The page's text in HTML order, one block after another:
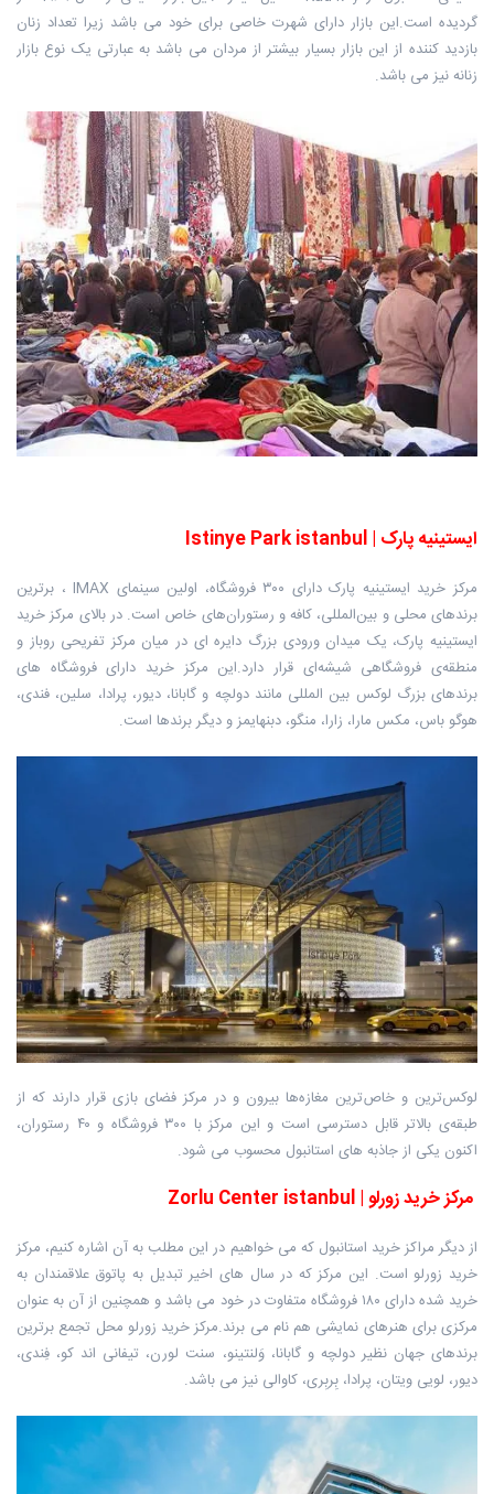
گردیده است.این بازار دارای شهرت خاصی برای خود می باشد زیرا تعداد زنان
بازدید کننده از این بازار بسیار بیشتر از مردان می باشد به عبارتی یک نوع بازار
زنانه نیز می باشد.
ایستینیه پارک | Istinye Park istanbul
مرکز خرید ایستینیه پارک دارای ۳۰۰ فروشگاه، اولین سینمای IMAX ، برترین
برندهای محلی و بین‌المللی، کافه و رستوران‌های خاص است. در بالای مرکز خرید
ایستینیه پارک، یک میدان ورودی بزرگ دایره‌ ای در میان مرکز تفریحی روباز و
منطقه‌ی فروشگاهی شیشه‌ای قرار دارد.این مرکز خرید دارای فروشگاه‌ های
برندهای بزرگ لوکس بین ‌المللی مانند دولچه و گابانا، دیور، پرادا، سلین، فندی،
هوگو باس، مکس مارا، زارا، منگو، دبنهایمز و دیگر برندها است.
لوکس‌ترین و خاص‌ترین مغازه‌ها بیرون و در مرکز فضای بازی قرار دارند که از
طبقه‌ی بالاتر قابل دسترسی است و این مرکز با ۳۰۰ فروشگاه و ۴۰ رستوران،
اکنون یکی از جاذبه های استانبول محسوب می شود.
مرکز خرید زورلو | Zorlu Center istanbul
از دیگر مراکز خرید استانبول که می خواهیم در این مطلب به آن اشاره کنیم، مرکز
خرید زورلو است. این مرکز که در سال های اخیر تبدیل به پاتوق علاقمندان به
خرید شده دارای ۱۸۰ فروشگاه متفاوت در خود می باشد و همچنین از آن به عنوان
مرکزی برای هنرهای نمایشی هم نام می برند.مرکز خرید زورلو محل تجمع برترین
برندهای جهان نظیر دولچه و گابانا، وَلنتینو، سنت لورن، تیفانی اند کو، فِندی،
دیور، لویی ویتان، پرادا، بِربِری، کاوالی نیز می باشد.